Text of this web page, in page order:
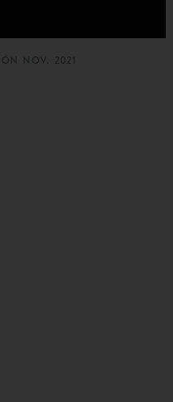
NOV. 2021